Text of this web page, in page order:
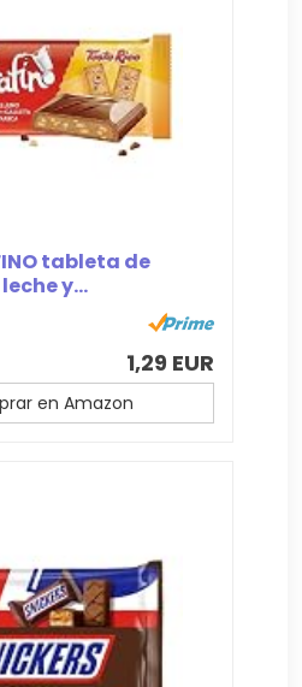
tableta de
y...
1,29 EUR
en Amazon